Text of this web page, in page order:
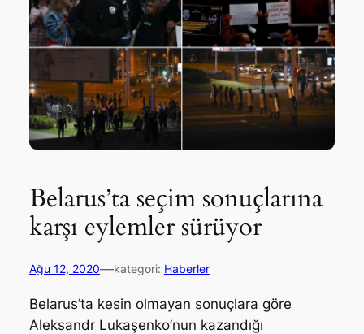
Belarus’ta seçim sonuçlarına
karşı eylemler sürüyor
Ağu 12, 2020—kategori: Haberler
Belarus’ta kesin olmayan sonuçlara göre
Aleksandr Lukaşenko’nun kazandığı